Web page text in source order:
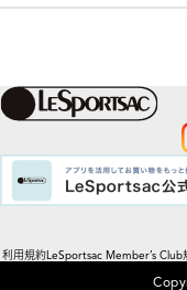
利用規約LeSportsac Member’s Club